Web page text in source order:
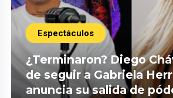
Espectáculos
¿Terminaron? Diego
de seguir a Gabriela
anuncia su salida de